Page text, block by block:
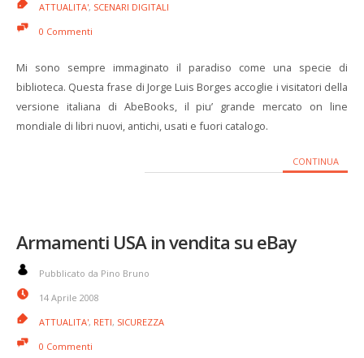
ATTUALITA', SCENARI DIGITALI
0 Commenti
Mi sono sempre immaginato il paradiso come una specie di
biblioteca. Questa frase di Jorge Luis Borges accoglie i visitatori della
versione italiana di AbeBooks, il piu’ grande mercato on line
mondiale di libri nuovi, antichi, usati e fuori catalogo.
CONTINUA
Armamenti USA in vendita su eBay
Pubblicato da Pino Bruno
14 Aprile 2008
ATTUALITA', RETI, SICUREZZA
0 Commenti